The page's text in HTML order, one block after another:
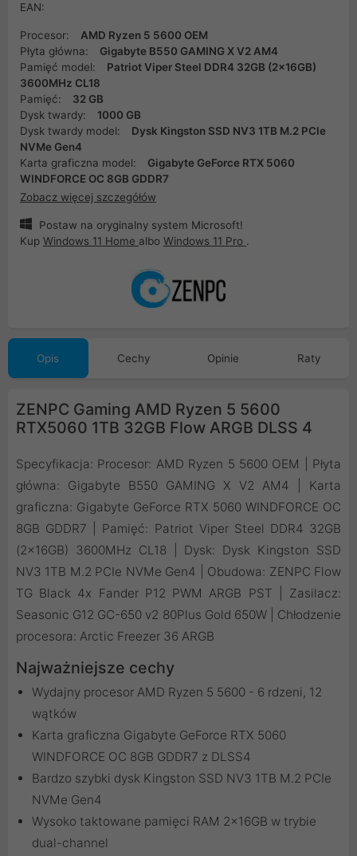
EAN:
Procesor:
AMD Ryzen 5 5600 OEM
Płyta główna:
Gigabyte B550 GAMING X V2 AM4
Pamięć model:
Patriot Viper Steel DDR4 32GB (2x16GB)
3600MHz CL18
Pamięć:
32 GB
Dysk twardy:
1000 GB
Dysk twardy model:
Dysk Kingston SSD NV3 1TB M.2 PCIe
NVMe Gen4
Karta graficzna model:
Gigabyte GeForce RTX 5060
WINDFORCE OC 8GB GDDR7
Zobacz więcej szczegółów
Postaw na oryginalny system Microsoft!
Kup Windows 11 Home albo Windows 11 Pro .
Opis Cechy Opinie Raty
ZENPC Gaming AMD Ryzen 5 5600
RTX5060 1TB 32GB Flow ARGB DLSS 4
Specyfikacja: Procesor: AMD Ryzen 5 5600 OEM | Płyta
główna: Gigabyte B550 GAMING X V2 AM4 | Karta
graficzna: Gigabyte GeForce RTX 5060 WINDFORCE OC
8GB GDDR7 | Pamięć: Patriot Viper Steel DDR4 32GB
(2x16GB) 3600MHz CL18 | Dysk: Dysk Kingston SSD
NV3 1TB M.2 PCIe NVMe Gen4 | Obudowa: ZENPC Flow
TG Black 4x Fander P12 PWM ARGB PST | Zasilacz:
Seasonic G12 GC-650 v2 80Plus Gold 650W | Chłodzenie
procesora: Arctic Freezer 36 ARGB
Najważniejsze cechy
Wydajny procesor AMD Ryzen 5 5600 - 6 rdzeni, 12
wątków
Karta graficzna Gigabyte GeForce RTX 5060
WINDFORCE OC 8GB GDDR7 z DLSS4
Bardzo szybki dysk Kingston SSD NV3 1TB M.2 PCIe
NVMe Gen4
Wysoko taktowane pamięci RAM 2x16GB w trybie
dual-channel